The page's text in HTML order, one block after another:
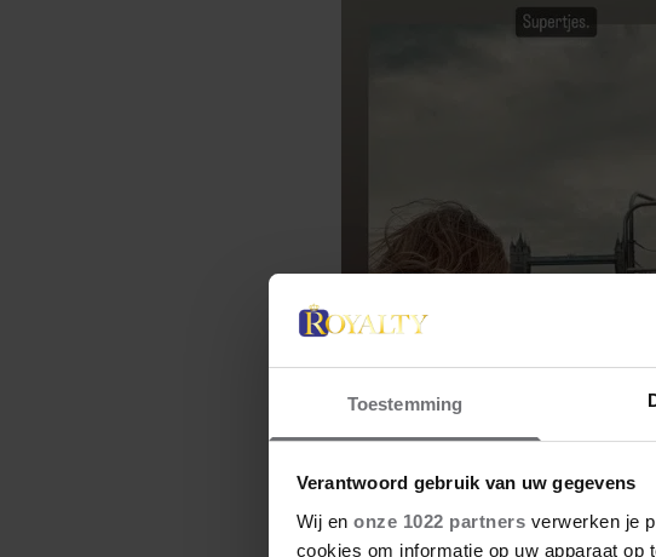
Toestemming
Verantwoord gebruik van uw gegevens
Wij en onze 1022 partners verwerken je
cookies om informatie op uw apparaat op